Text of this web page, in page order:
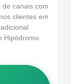
canais com
clientes em
Hipódromo.